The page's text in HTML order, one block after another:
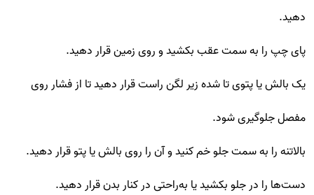
دهید.
پای چپ را به سمت عقب بکشید و روی زمین قرار دهید.
یک بالش یا پتوی تا شده زیر لگن راست قرار دهید تا از فشار روی
مفصل جلوگیری شود.
بالاتنه را به سمت جلو خم کنید و آن را روی بالش یا پتو قرار دهید.
دست‌ها را در جلو بکشید یا به‌راحتی در کنار بدن قرار دهید.